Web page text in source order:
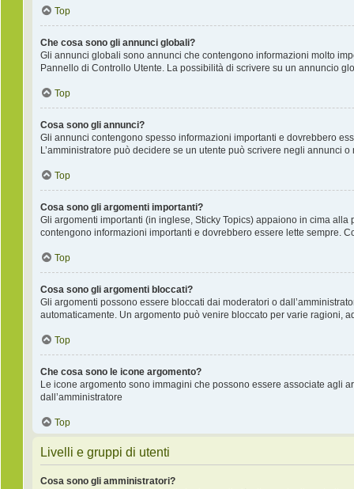
Top
Che cosa sono gli annunci globali?
Gli annunci globali sono annunci che contengono informazioni molto
Pannello di Controllo Utente. La possibilità di scrivere su un annuncio
Top
Cosa sono gli annunci?
Gli annunci contengono spesso informazioni importanti e dovrebbero
L’amministratore può decidere se un utente può scrivere negli annunci o
Top
Cosa sono gli argomenti importanti?
Gli argomenti importanti (in inglese, Sticky Topics) appaiono in cima
contengono informazioni importanti e dovrebbero essere lette sempre.
Top
Cosa sono gli argomenti bloccati?
Gli argomenti possono essere bloccati dai moderatori o
automaticamente. Un argomento può venire bloccato per varie ragioni,
Top
Che cosa sono le icone argomento?
Le icone argomento sono immagini che possono essere associate agli
dall’amministratore
Top
Livelli e gruppi di utenti
Cosa sono gli amministratori?